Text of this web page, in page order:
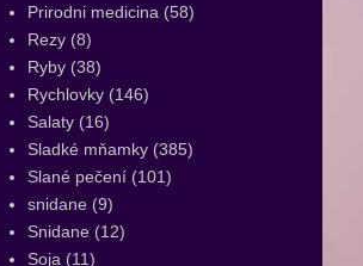
Prirodni medicina (58)
Rezy (8)
Ryby (38)
Rychlovky (146)
Salaty (16)
Sladké mňamky (385)
Slané pečení (101)
snidane (9)
Snidane (12)
Soja (11)